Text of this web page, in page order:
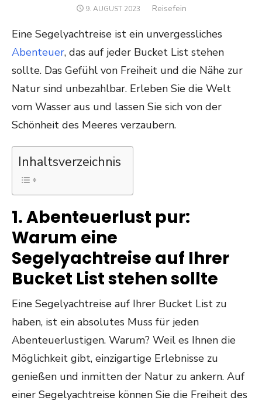
POSTED
9. AUGUST 2023 Author
Reisefein
Eine Segelyachtreise ist ein unvergessliches
Abenteuer, das auf jeder Bucket List stehen
sollte. Das Gefühl von Freiheit und die Nähe zur
Natur sind unbezahlbar. Erleben Sie die Welt
vom Wasser aus und lassen Sie sich von der
Schönheit des Meeres verzaubern.
Inhaltsverzeichnis
1. Abenteuerlust pur:
Warum eine
Segelyachtreise auf Ihrer
Bucket List stehen sollte
Eine Segelyachtreise auf Ihrer Bucket List zu
haben, ist ein absolutes Muss für jeden
Abenteuerlustigen. Warum? Weil es Ihnen die
Möglichkeit gibt, einzigartige Erlebnisse zu
genießen und inmitten der Natur zu ankern. Auf
einer Segelyachtreise können Sie die Freiheit des